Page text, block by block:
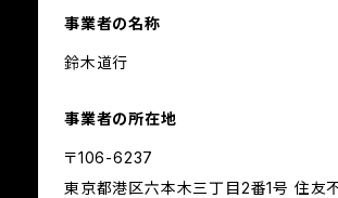
事業者の名称
鈴木道行
事業者の所在地
〒106-6237
東京都港区六本木三丁目2番1号 住友